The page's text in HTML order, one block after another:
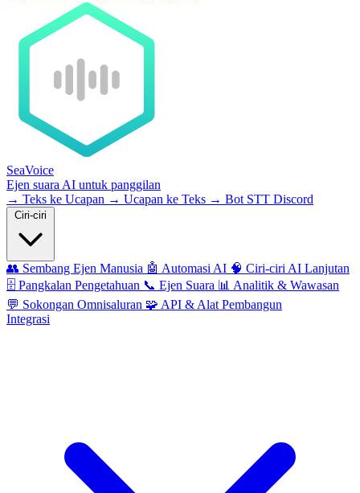
SeaVoice
Ejen suara AI untuk panggilan
→ Teks ke Ucapan → Ucapan ke Teks → Bot STT Discord
👥 Sembang Ejen Manusia 🤖 Automasi AI 🧠 Ciri-ciri AI Lanjutan
🗄️ Pangkalan Pengetahuan 📞 Ejen Suara 📊 Analitik & Wawasan
💬 Sokongan Omnisaluran 🧩 API & Alat Pembangun
Integrasi